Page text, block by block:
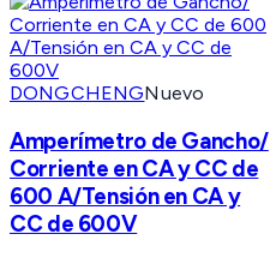
DONGCHENGNuevo
Amperímetro de Gancho/
Corriente en CA y CC de
600 A/Tensión en CA y
CC de 600V